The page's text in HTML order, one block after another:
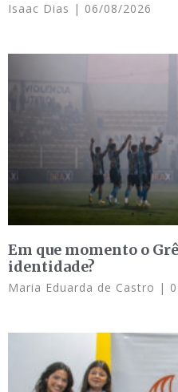
Isaac Dias 06/08/2026
Em que momento o
identidade?
Maria Eduarda de Castro